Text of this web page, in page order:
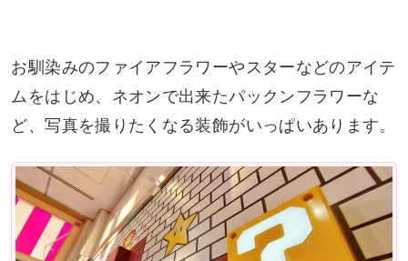
お馴染みのファイアフラワーやスターなどのアイテ
ムをはじめ、ネオンで出来たパックンフラワーな
ど、写真を撮りたくなる装飾がいっぱいあります。